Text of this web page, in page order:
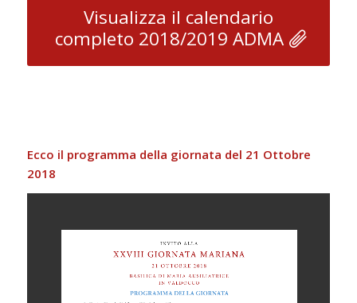
Visualizza il calendario
completo 2018/2019 ADMA
Ecco il programma della giornata del 21 Ottobre
2018